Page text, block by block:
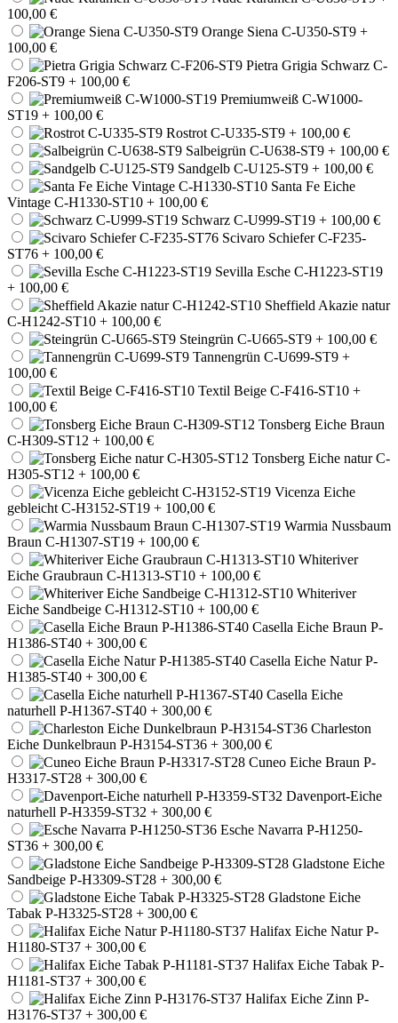
100,00 €
Orange Siena C-U350-ST9 +
100,00 €
Pietra Grigia Schwarz C-
F206-ST9 + 100,00 €
Premiumweiß C-W1000-
ST19 + 100,00 €
Rostrot C-U335-ST9 + 100,00 €
Salbeigrün C-U638-ST9 + 100,00 €
Sandgelb C-U125-ST9 + 100,00 €
Santa Fe Eiche
Vintage C-H1330-ST10 + 100,00 €
Schwarz C-U999-ST19 + 100,00 €
Scivaro Schiefer C-F235-
ST76 + 100,00 €
Sevilla Esche C-H1223-ST19
+ 100,00 €
Sheffield Akazie natur
C-H1242-ST10 + 100,00 €
Steingrün C-U665-ST9 + 100,00 €
Tannengrün C-U699-ST9 +
100,00 €
Textil Beige C-F416-ST10 +
100,00 €
Tonsberg Eiche Braun
C-H309-ST12 + 100,00 €
Tonsberg Eiche natur C-
H305-ST12 + 100,00 €
Vicenza Eiche
gebleicht C-H3152-ST19 + 100,00 €
Warmia Nussbaum
Braun C-H1307-ST19 + 100,00 €
Whiteriver
Eiche Graubraun C-H1313-ST10 + 100,00 €
Whiteriver
Eiche Sandbeige C-H1312-ST10 + 100,00 €
Casella Eiche Braun P-
H1386-ST40 + 300,00 €
Casella Eiche Natur P-
H1385-ST40 + 300,00 €
Casella Eiche
naturhell P-H1367-ST40 + 300,00 €
Charleston
Eiche Dunkelbraun P-H3154-ST36 + 300,00 €
Cuneo Eiche Braun P-
H3317-ST28 + 300,00 €
Davenport-Eiche
naturhell P-H3359-ST32 + 300,00 €
Esche Navarra P-H1250-
ST36 + 300,00 €
Gladstone Eiche
Sandbeige P-H3309-ST28 + 300,00 €
Gladstone Eiche
Tabak P-H3325-ST28 + 300,00 €
Halifax Eiche Natur P-
H1180-ST37 + 300,00 €
Halifax Eiche Tabak P-
H1181-ST37 + 300,00 €
Halifax Eiche Zinn P-
H3176-ST37 + 300,00 €